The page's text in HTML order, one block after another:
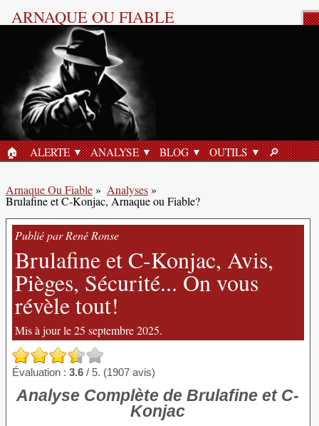
ARNAQUE OU FIABLE
ACCUEIL
🏠︎ ALERTE ANALYSE BLOG OUTILS 🔎︎
Arnaque Ou Fiable» Analyses»
Brulafine et C-Konjac, Arnaque ou Fiable?
Publié par René Ronse
Brulafine et C-Konjac, Avis,
Pièges, Sécurité... On vous
révèle tout!
Mis à jour le 25 septembre 2025.
Évaluation : 3.6 / 5. (1907 avis)
Analyse Complète de Brulafine et C-
Konjac